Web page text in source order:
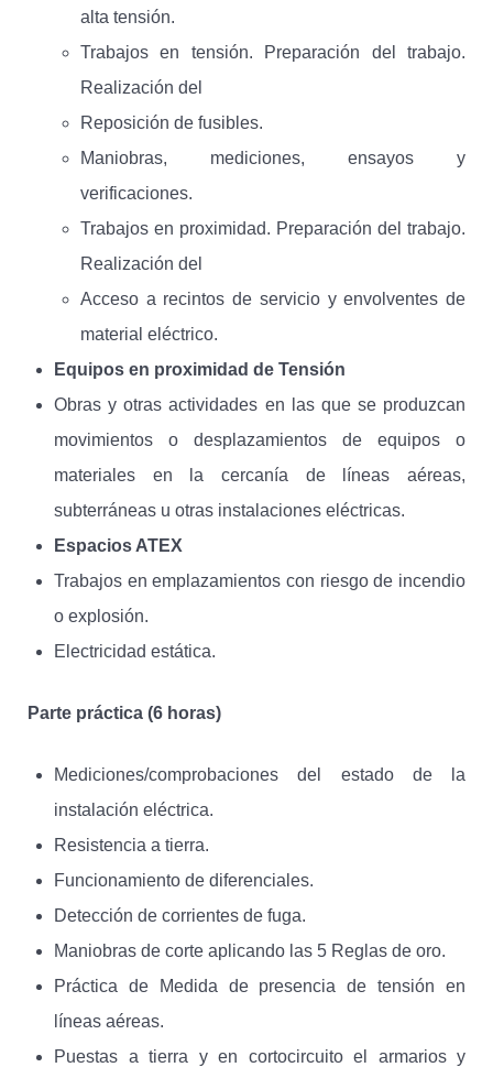
alta tensión.
Trabajos en tensión. Preparación del trabajo.
Realización del
Reposición de fusibles.
Maniobras, mediciones, ensayos y
verificaciones.
Trabajos en proximidad. Preparación del trabajo.
Realización del
Acceso a recintos de servicio y envolventes de
material eléctrico.
Equipos en proximidad de Tensión
Obras y otras actividades en las que se produzcan
movimientos o desplazamientos de equipos o
materiales en la cercanía de líneas aéreas,
subterráneas u otras instalaciones eléctricas.
Espacios ATEX
Trabajos en emplazamientos con riesgo de incendio
o explosión.
Electricidad estática.
Parte práctica (6 horas)
Mediciones/comprobaciones del estado de la
instalación eléctrica.
Resistencia a tierra.
Funcionamiento de diferenciales.
Detección de corrientes de fuga.
Maniobras de corte aplicando las 5 Reglas de oro.
Práctica de Medida de presencia de tensión en
líneas aéreas.
Puestas a tierra y en cortocircuito el armarios y